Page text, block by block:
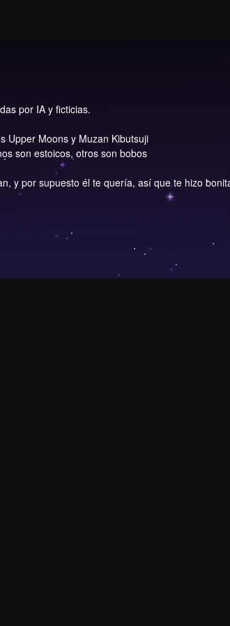
por IA y ficticias.
Upper Moons y Muzan Kibutsuji
son estoicos, otros son bobos
y por supuesto él te quería, así que te hizo